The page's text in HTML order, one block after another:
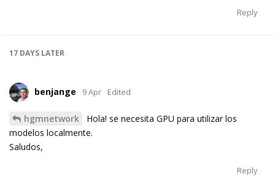
Reply
17 DAYS LATER
benjange 9 Apr Edited
hgmnetwork
Hola! se necesita GPU para utilizar los
modelos localmente.
Saludos,
Reply